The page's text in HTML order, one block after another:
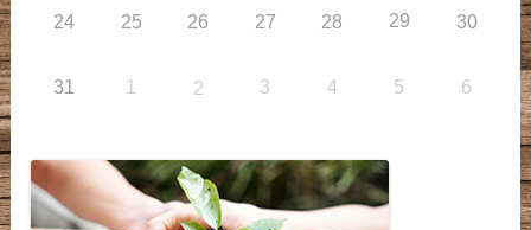
24 25 26 27 28 29 30
31 1 2 3 4 5 6